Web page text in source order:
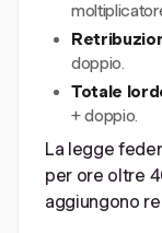
doppio.
Totale
+ doppio.
La legge
per ore oltre
aggiungono